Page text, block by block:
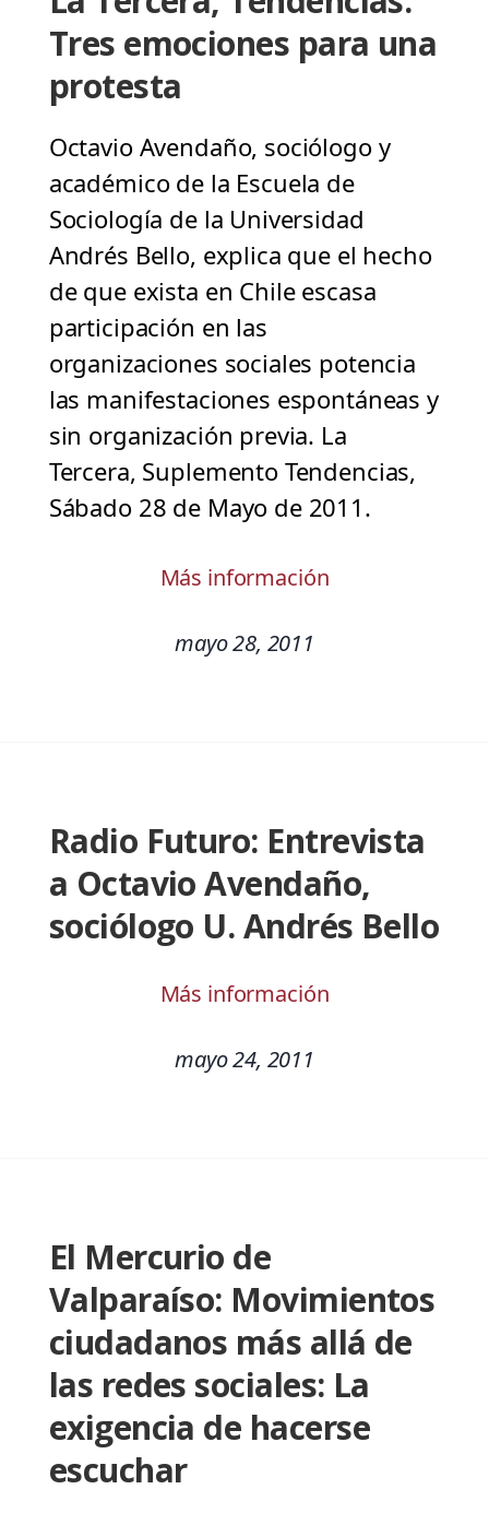
Tres emociones para una
protesta
Octavio Avendaño, sociólogo y
académico de la Escuela de
Sociología de la Universidad
Andrés Bello, explica que el hecho
de que exista en Chile escasa
participación en las
organizaciones sociales potencia
las manifestaciones espontáneas y
sin organización previa. La
Tercera, Suplemento Tendencias,
Sábado 28 de Mayo de 2011.
Más información
mayo 28, 2011
Radio Futuro: Entrevista
a Octavio Avendaño,
sociólogo U. Andrés Bello
Más información
mayo 24, 2011
El Mercurio de
Valparaíso: Movimientos
ciudadanos más allá de
las redes sociales: La
exigencia de hacerse
escuchar